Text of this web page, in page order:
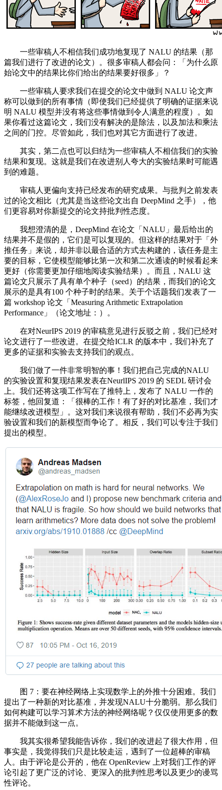
一些审稿人不相信我们成功地复现了 NALU 的结果（那
篇我们进行了改进的论文）。很多审稿人都会问：「为什么原
始论文中的结果比你们给出的结果要好很多」？
一些审稿人要求我们在提交的论文中做到 NALU 论文声
称可以做到的所有事情（即使我们已经提供了明确的证据来说
明 NALU 模型并没有将这些事情做到令人满意的程度）。如
果你看过这篇论文，我们没有解决的是除法，以及加法和乘法
之间的门控。尽管如此，我们也对其它方面进行了改进。
其实，第二点也可以归结为一些审稿人不相信我们的实验
结果和复现。这就是我们在改进别人夸大的实验结果时可能遇
到的难题。
审稿人更偏向支持已经发布的研究成果。与批判之前发表
过的论文相比（尤其是当这些论文出自 DeepMind 之手），他
们更容易对你新提交的论文持批判性态度。
我想澄清的是，DeepMind 在论文「NALU」最后给出的
结果并不是假的，它们是可以复现的。但这样的结果对于「外
推任务」来说，却并非以最合适的方式去构建的，该任务是主
要的目标，它使模型能够比第一次和第二次通读的时候看起来
更好（你需要更加仔细地阅读实验结果）。而且，NALU 这
篇论文只展示了具有单个种子（seed）的结果，而我们的论文
展示的是具有100 个种子时的结果。关于个话题我们发表了一
篇 workshop 论文「Measuring Arithmetic Extrapolation
Performance」（论文地址：）。
在对NeurIPS 2019 的审稿意见进行反驳之前，我们已经对
论文进行了一些改进。在提交给ICLR 的版本中，我们补充了
更多的证据和实验去支持我们的观点。
我们做了一件非常明智的事！我们把自己完成的NALU
的实验设置和复现结果发表在NeurlIPS 2019 的 SEDL 研讨会
上。我们还将这项工作写在了推特上，发布了 NALU 一作的
标签，他回复道：「很棒的工作！有了好的对比基准，我们才
能继续改进模型」。这对我们来说很有帮助，我们不必再为实
验设置和我们的新模型而争论了。相反，我们可以专注于我们
提出的模型。
图 7：要在神经网络上实现数学上的外推十分困难。我们
提出了一种新的对比基准，并发现NALU十分脆弱。那么我们
如何构建可以学习算术方法的神经网络呢？仅仅使用更多的数
据并不能做到这一点。
我其实很希望我能告诉你，我们的改进起了很大作用，但
事实是，我觉得我们只是比较走运，遇到了一位超棒的审稿
人。由于评论是公开的，他在 OpenReview 上对我们工作的评
论引起了更广泛的讨论、更深入的批判性思考以及更少的谩骂
性评论。